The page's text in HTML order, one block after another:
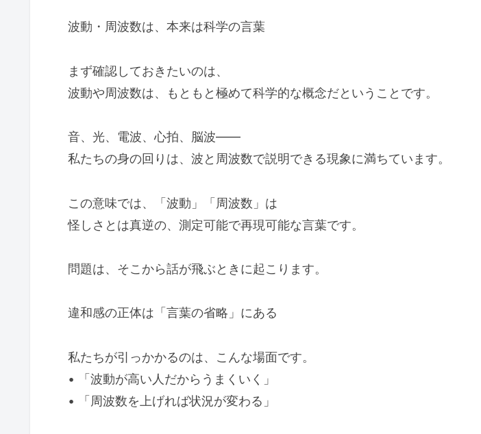
波動・周波数は、本来は科学の言葉
まず確認しておきたいのは、
波動や周波数は、もともと極めて科学的な概念だということです。
音、光、電波、心拍、脳波――
私たちの身の回りは、波と周波数で説明できる現象に満ちています。
この意味では、「波動」「周波数」は
怪しさとは真逆の、測定可能で再現可能な言葉です。
問題は、そこから話が飛ぶときに起こります。
違和感の正体は「言葉の省略」にある
私たちが引っかかるのは、こんな場面です。
• 「波動が高い人だからうまくいく」
• 「周波数を上げれば状況が変わる」